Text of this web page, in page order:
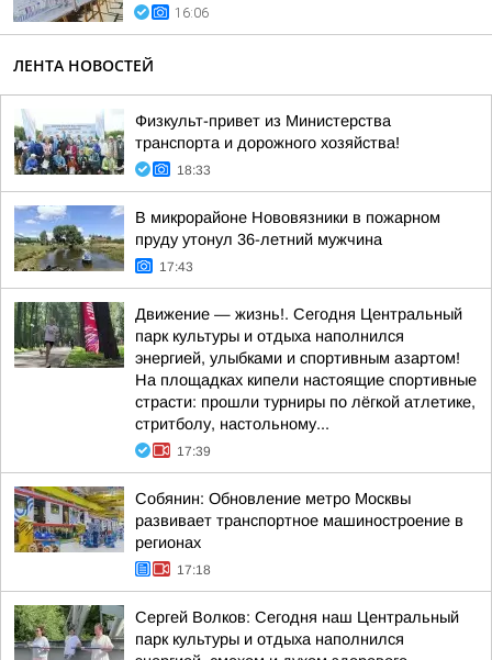
16:06
ЛЕНТА НОВОСТЕЙ
Физкульт-привет из Министерства
транспорта и дорожного хозяйства!
18:33
В микрорайоне Нововязники в пожарном
пруду утонул 36-летний мужчина
17:43
Движение — жизнь!. Сегодня Центральный
парк культуры и отдыха наполнился
энергией, улыбками и спортивным азартом!
На площадках кипели настоящие спортивные
страсти: прошли турниры по лёгкой атлетике,
стритболу, настольному...
17:39
Собянин: Обновление метро Москвы
развивает транспортное машиностроение в
регионах
17:18
Сергей Волков: Сегодня наш Центральный
парк культуры и отдыха наполнился